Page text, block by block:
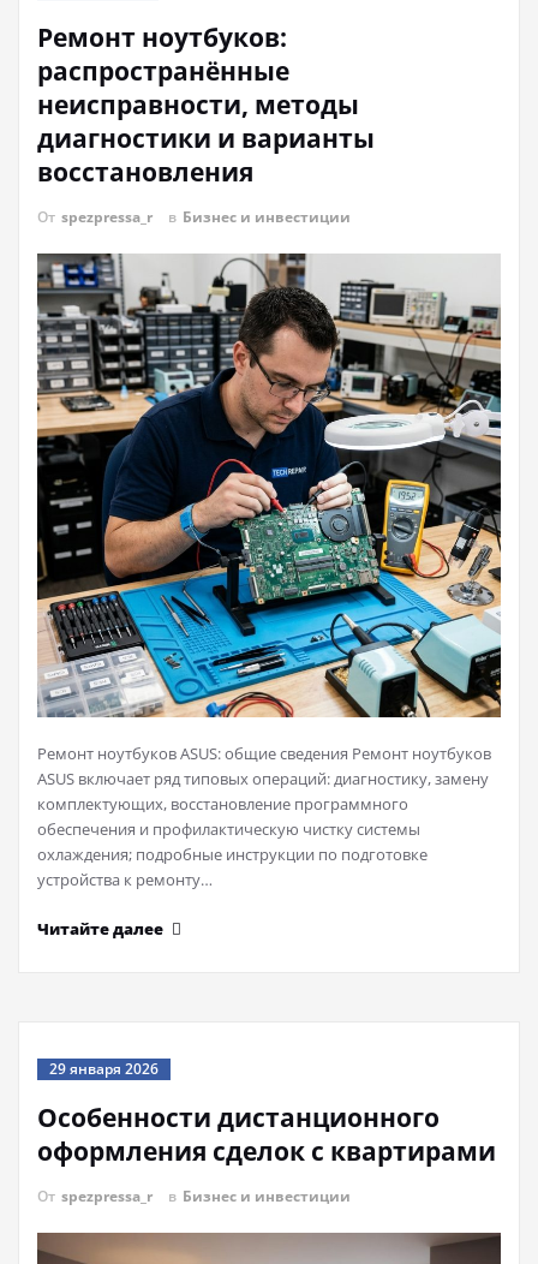
Ремонт ноутбуков:
распространённые
неисправности, методы
диагностики и варианты
восстановления
От spezpressa_r в Бизнес и инвестиции
Ремонт ноутбуков ASUS: общие сведения Ремонт ноутбуков
ASUS включает ряд типовых операций: диагностику, замену
комплектующих, восстановление программного
обеспечения и профилактическую чистку системы
охлаждения; подробные инструкции по подготовке
устройства к ремонту…
Читайте далее
29 января 2026
Особенности дистанционного
оформления сделок с квартирами
От spezpressa_r в Бизнес и инвестиции